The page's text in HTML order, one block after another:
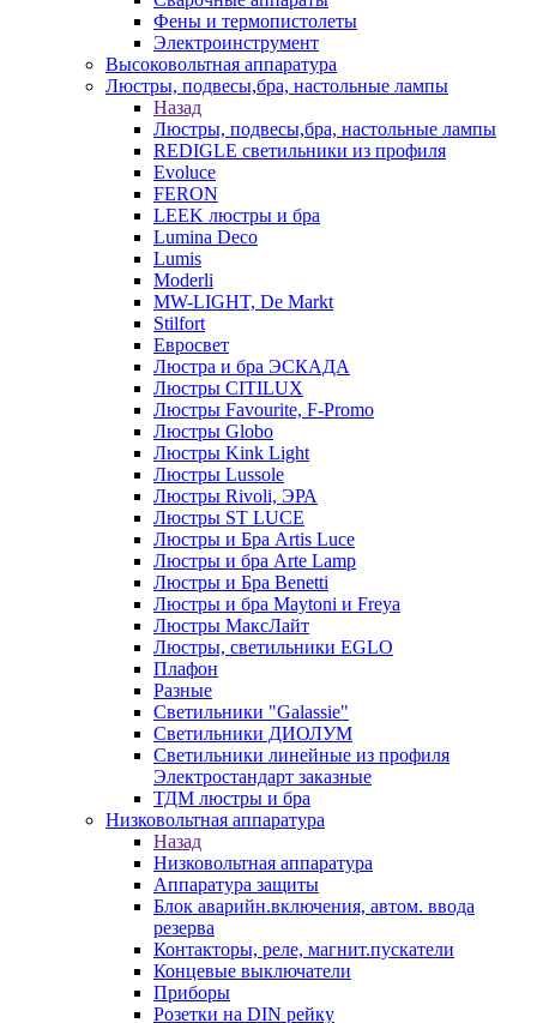
Фены и термопистолеты
Электроинструмент
Высоковольтная аппаратура
Люстры, подвесы,бра, настольные лампы
Назад
Люстры, подвесы,бра, настольные лампы
REDIGLE светильники из профиля
Evoluce
FERON
LEEK люстры и бра
Lumina Deco
Lumis
Moderli
MW-LIGHT, De Markt
Stilfort
Евросвет
Люстра и бра ЭСКАДА
Люстры CITILUX
Люстры Favourite, F-Promo
Люстры Globo
Люстры Kink Light
Люстры Lussole
Люстры Rivoli, ЭРА
Люстры ST LUCE
Люстры и Бра Artis Luce
Люстры и бра Arte Lamp
Люстры и Бра Benetti
Люстры и бра Maytoni и Freya
Люстры МаксЛайт
Люстры, светильники EGLO
Плафон
Разные
Светильники "Galassie"
Светильники ДИОЛУМ
Светильники линейные из профиля
Электростандарт заказные
ТДМ люстры и бра
Низковольтная аппаратура
Назад
Низковольтная аппаратура
Аппаратура защиты
Блок аварийн.включения, автом. ввода
резерва
Контакторы, реле, магнит.пускатели
Концевые выключатели
Приборы
Розетки на DIN рейку